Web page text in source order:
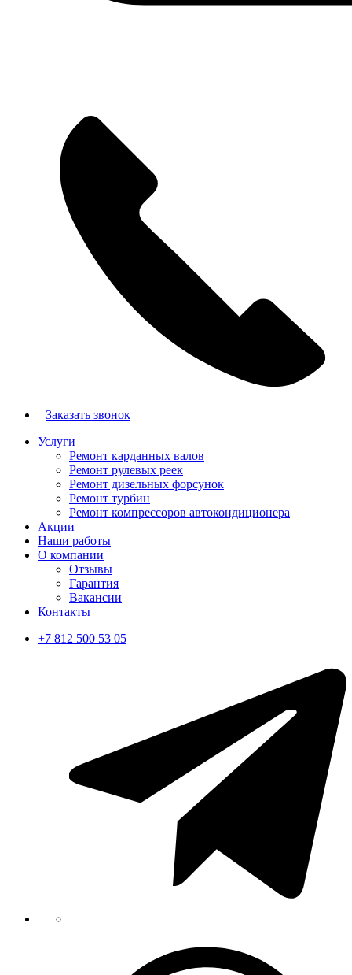
Заказать звонок
Услуги
Ремонт карданных валов
Ремонт рулевых реек
Ремонт дизельных форсунок
Ремонт турбин
Ремонт компрессоров автокондиционера
Акции
Наши работы
О компании
Отзывы
Гарантия
Вакансии
Контакты
+7 812 500 53 05